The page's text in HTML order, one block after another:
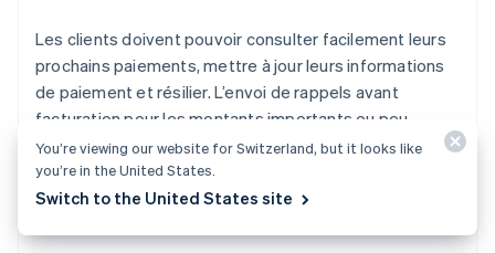
Les clients doivent pouvoir consulter facilement leurs
prochains paiements, mettre à jour leurs informations
de paiement et résilier. L’envoi de rappels avant
facturation pour les montants importants ou peu
fréquents, en particulier lors des renouvellements
annuels, contribue à diminuer les litiges et les
demandes de remboursement.
You’re viewing our website for Switzerland, but it looks like
you’re in the United States.
Switch to the United States site